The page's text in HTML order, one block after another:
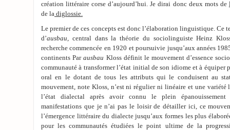
création littéraire corse d’aujourd’hui. Je dirai donc deux mots de
de la diglossie.
Le premier de ces concepts est donc l’élaboration linguistique. Ce
d’ausbau, central dans la théorie du sociolinguiste Heinz
recherche commencée en 1920 et poursuivie jusqu’aux années
continents Parausbau Kloss définit le mouvement d’essence
communauté à transformer l’état initial de son idiome et à équiper
oral en le dotant de tous les attributs qui le conduisent au
mouvement, note Kloss, n’est ni régulier ni linéaire et une
l’état dialectal après avoir connu le plein épanouissement
manifestations que je n’ai pas le loisir de détailler ici, ce
l’émergence littéraire du dialecte jusqu’aux formes les plus
pour les communautés étudiées le point ultime de la